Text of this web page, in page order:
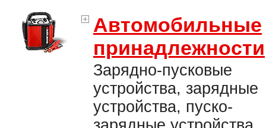
Автомобильные
принадлежности
Зарядно-пусковые
устройства, зарядные
устройства, пуско-